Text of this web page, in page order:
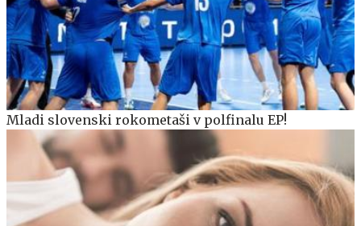
Mladi slovenski rokometaši v polfinalu EP!